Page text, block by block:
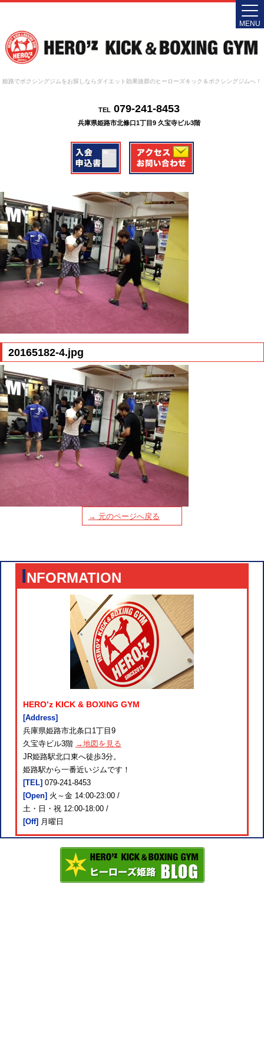
姫路でボクシングジムをお探しならダイエット効果抜群のヒーローズキック＆ボクシングジムへ！
TEL079-241-8453
兵庫県姫路市北條口1丁目9 久宝寺ビル3階
MENU
20165182-4.jpg
→ 元のページへ戻る
INFORMATION
HERO’z KICK & BOXING GYM
[Address]
兵庫県姫路市北条口1丁目9
久宝寺ビル3階 →地図を見る
JR姫路駅北口東へ徒歩3分。
姫路駅から一番近いジムです！
[TEL] 079-241-8453
[Open] 火～金 14:00-23:00 /
土・日・祝 12:00-18:00 /
[Off] 月曜日